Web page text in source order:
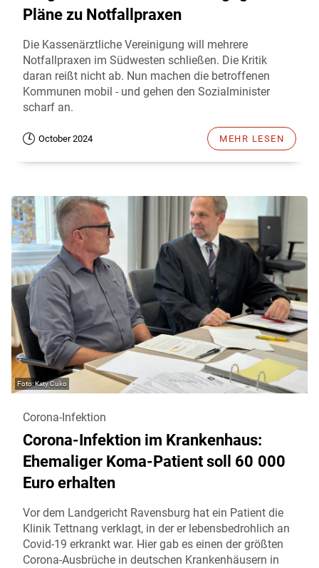
Pläne zu Notfallpraxen
Die Kassenärztliche Vereinigung will mehrere
Notfallpraxen im Südwesten schließen. Die Kritik
daran reißt nicht ab. Nun machen die betroffenen
Kommunen mobil - und gehen den Sozialminister
scharf an.
October 2024 MEHR LESEN
Katy Cuko
Corona-Infektion
Corona-Infektion im Krankenhaus:
Ehemaliger Koma-Patient soll 60 000
Euro erhalten
Vor dem Landgericht Ravensburg hat ein Patient die
Klinik Tettnang verklagt, in der er lebensbedrohlich an
Covid-19 erkrankt war. Hier gab es einen der größten
Corona-Ausbrüche in deutschen Krankenhäusern in